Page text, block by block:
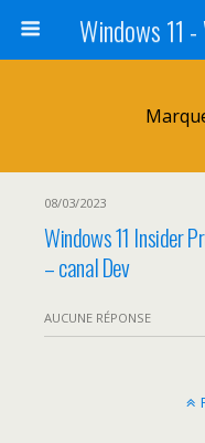
08/03/2023
Windows 11 Insider
– canal Dev
AUCUNE RÉPONSE